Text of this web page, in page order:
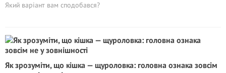
Який варіант вам сподобався?
Як зрозуміти, що кішка — щуроловка: головна ознака зовсім